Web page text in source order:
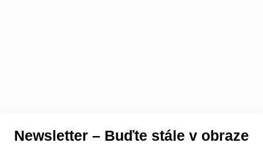
Newsletter – Buďte stále v obraze